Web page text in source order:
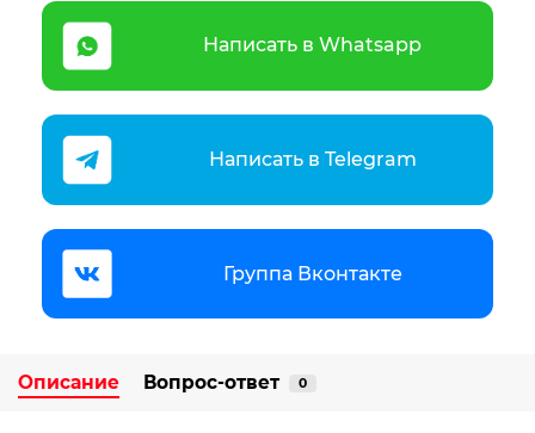
Написать в Whatsapp
Написать в Telegram
Группа Вконтакте
Описание Вопрос-ответ 0